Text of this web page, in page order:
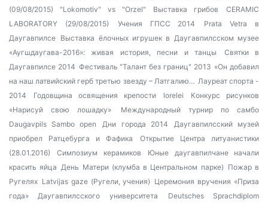
(09/08/2015) "Lokomotiv" vs "Orzel"
Выставка грибов
CERAMIC
LABORATORY (29/08/2015)
Учения ГПСС 2014
Prata Vetra в
Даугавпилсе Выставка ёлочных игрушек в Даугавпилсском музее
«Аугшдаугава-2016»: живая история, песни и танцы
Святки в
Даугавпилсе 2014 Фестиваль "Талант без границ" 2013 «Он добавил
на наш латвийский герб третью звезду – Латгалию… Лауреат спорта -
2014
Годовщина освящения крепости lorelei
Конкурс рисунков
«Нарисуй свою лошадку»
Международный турнир по самбо
Daugavpils Sambo open
Дни города 2014
Даугавпилсский музей
приобрел Ратцебурга и Фафика
Открытие Центра литуанистики
(28.01.2016)
Симпозиум керамиков
Юные даугавпилчане начали
красить яйца День Матери (клумба в Центральном парке) Пожар в
Ругелях Latvijas gaze (Ругели, учения) Церемония вручения «Приза
года» Даугавпилсского университета
Deutsches Sprachdiplom